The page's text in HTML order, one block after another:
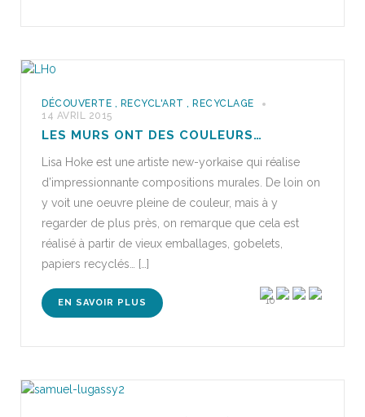
DÉCOUVERTE , RECYCL'ART , RECYCLAGE
14 AVRIL 2015
LES MURS ONT DES COULEURS…
Lisa Hoke est une artiste new-yorkaise qui réalise
d’impressionnante compositions murales. De loin on
y voit une oeuvre pleine de couleur, mais à y
regarder de plus près, on remarque que cela est
réalisé à partir de vieux emballages, gobelets,
papiers recyclés… […]
EN SAVOIR PLUS 10